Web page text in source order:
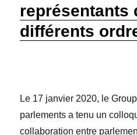
représentants
différents
Le 17 janvier 2020, le
parlements a tenu un
collaboration entre